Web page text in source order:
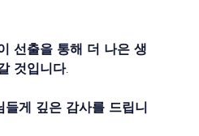
선출을 통해 더 나은 생
것입니다.
게 깊은 감사를 드립니